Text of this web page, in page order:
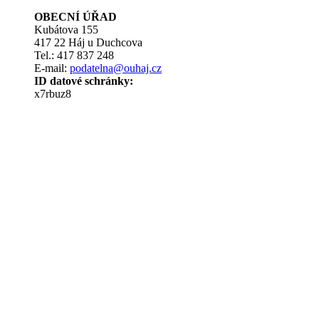
OBECNÍ ÚŘAD
Kubátova 155
417 22 Háj u Duchcova
Tel.: 417 837 248
E-mail: podatelna@ouhaj.cz
ID datové schránky:
x7rbuz8